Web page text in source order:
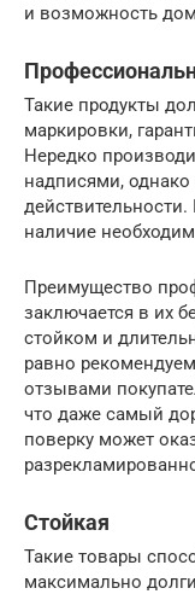
и возможность
Такие продукты
маркировки,
Нередко
надписями, однако
наличие
Преимущество
заключается в их
стойком и
равно
отзывами
что даже самый
поверку может
Стойкая
Такие товары
максимально